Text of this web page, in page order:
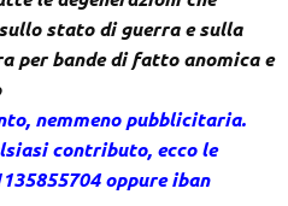
stato di guerra e sulla
per bande di fatto anomica e
nemmeno pubblicitaria.
contributo, ecco le
oppure iban